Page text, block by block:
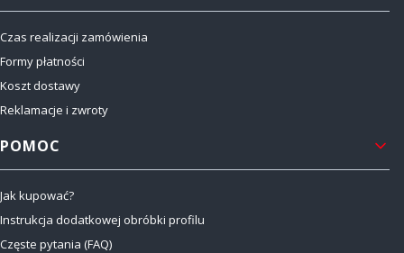
Czas realizacji zamówienia
Formy płatności
Koszt dostawy
Reklamacje i zwroty
POMOC
Jak kupować?
Instrukcja dodatkowej obróbki profilu
Częste pytania (FAQ)